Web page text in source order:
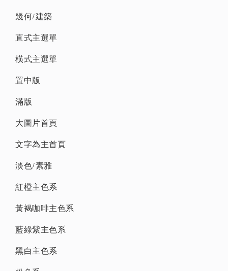
幾何/建築
直式主選單
橫式主選單
置中版
滿版
大圖片首頁
文字為主首頁
淡色/素雅
紅橙主色系
黃褐咖啡主色系
藍綠紫主色系
黑白主色系